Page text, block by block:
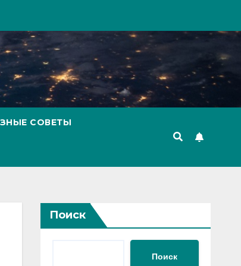
СОВЕТЫ
Поиск
Поиск